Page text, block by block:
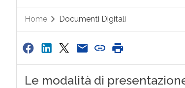
Home Documenti Digitali
Le modalità di